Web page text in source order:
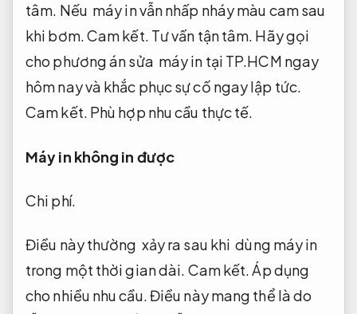
tâm. Nếu máy in vẫn nhấp nháy màu cam sau
khi bơm.Cam kết. Tư vấn tận tâm. Hãy gọi
cho phương án sửa máy in tại TP.HCM ngay
hôm nay và khắc phục sự cố ngay lập tức.
Cam kết. Phù hợp nhu cầu thực tế.
Máy in không in được
Chi phí.
Điều này thường xảy ra sau khi dùng máy in
trong một thời gian dài. Cam kết.Áp dụng
cho nhiều nhu cầu.Điều này mang thể là do